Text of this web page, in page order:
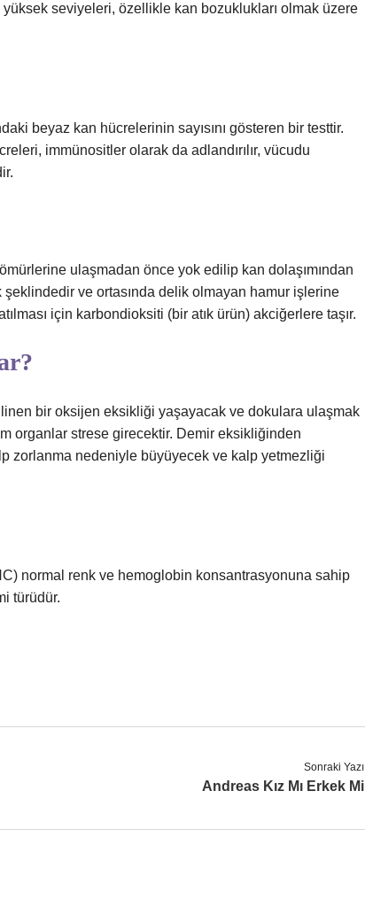
seviyeleri, özellikle kan bozuklukları olmak üzere
beyaz kan hücrelerinin sayısını gösteren bir testtir.
immünositler olarak da adlandırılır, vücudu
ulaşmadan önce yok edilip kan dolaşımından
şeklindedir ve ortasında delik olmayan hamur işlerine
için karbondioksiti (bir atık ürün) akciğerlere taşır.
bir oksijen eksikliği yaşayacak ve dokulara ulaşmak
organlar strese girecektir. Demir eksikliğinden
zorlanma nedeniyle büyüyecek ve kalp yetmezliği
normal renk ve hemoglobin konsantrasyonuna sahip
türüdür.
Sonraki Yazı
Andreas Kız Mı Erkek Mi